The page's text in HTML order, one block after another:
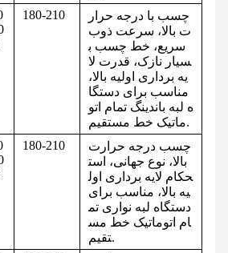
180-210
چسب با درجه حرار
ت بالا، سرعت ذوب
سریع، خط چسب ب
سیار نازک، قدرت لا
یه برداری اولیه بالا،
مناسب برای دستگا
ه لبه باندینگ تمام اتو
ماتیک خط مستقیم.
180-210
چسب درجه حرارت
بالا، نوع جهانی، است
حکام لایه برداری اول
یه بالا، مناسب برای
دستگاه لبه نواری تم
ام اتوماتیک خط مس
تقیم.